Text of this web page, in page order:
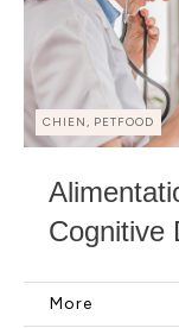
CHIEN, PETFOOD
Cognitive
More